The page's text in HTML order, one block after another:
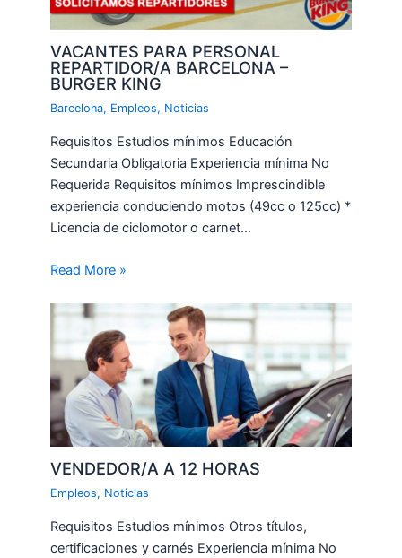
VACANTES PARA PERSONAL
REPARTIDOR/A BARCELONA –
BURGER KING
Barcelona, Empleos, Noticias
Requisitos Estudios mínimos Educación
Secundaria Obligatoria Experiencia mínima No
Requerida Requisitos mínimos Imprescindible
experiencia conduciendo motos (49cc o 125cc) *
Licencia de ciclomotor o carnet…
Read More »
VENDEDOR/A A 12 HORAS
Empleos, Noticias
Requisitos Estudios mínimos Otros títulos,
certificaciones y carnés Experiencia mínima No